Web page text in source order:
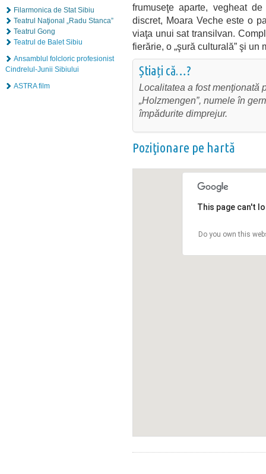
Filarmonica de Stat Sibiu
Teatrul Naţional „Radu Stanca”
Teatrul Gong
Teatrul de Balet Sibiu
Ansamblul folcloric profesionist
Cindrelul-Junii Sibiului
ASTRA film
frumuseţe aparte, vegheat
discret, Moara Veche este o
viaţa unui sat transilvan.
fierărie, o „şură culturală” şi
Știați că…?
Localitatea a fost menţionată
„Holzmengen”, numele în
împădurite dimprejur.
Poziţionare pe hartă
This page can't
Do you own this